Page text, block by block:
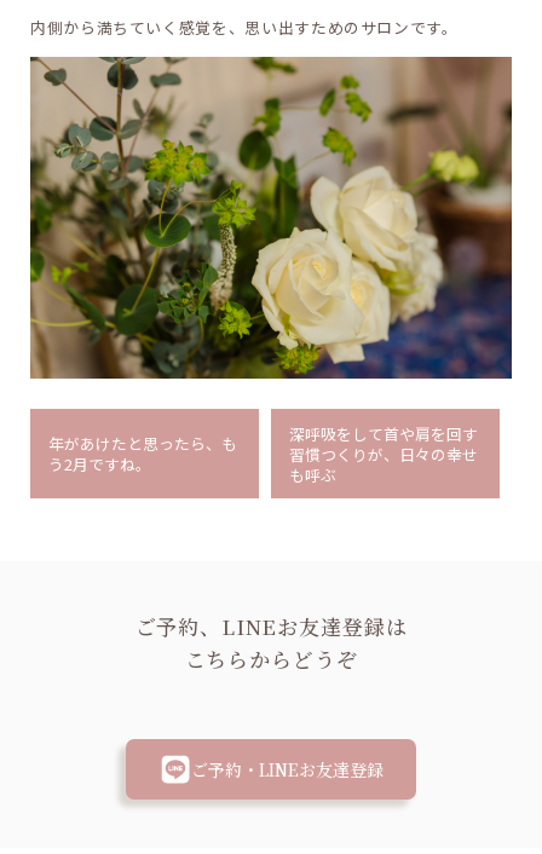
内側から満ちていく感覚を、思い出すためのサロンです。
年があけたと思ったら、も
う2月ですね。
深呼吸をして首や肩を回す
習慣つくりが、日々の幸せ
も呼ぶ
ご予約、LINEお友達登録は
こちらからどうぞ
ご予約・LINEお友達登録